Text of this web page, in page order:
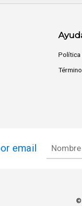
Política
email
©